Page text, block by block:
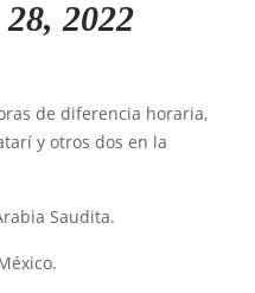
28, 2022
de diferencia horaria,
y otros dos en la
Saudita.